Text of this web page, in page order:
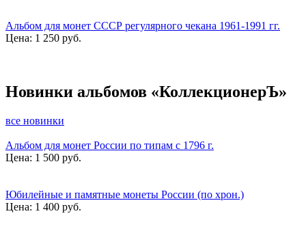
Альбом для монет СССР регулярного чекана 1961-1991 гг.
Цена: 1 250 руб.
Новинки альбомов «КоллекционерЪ»
все новинки
Альбом для монет России по типам с 1796 г.
Цена: 1 500 руб.
Юбилейные и памятные монеты России (по хрон.)
Цена: 1 400 руб.